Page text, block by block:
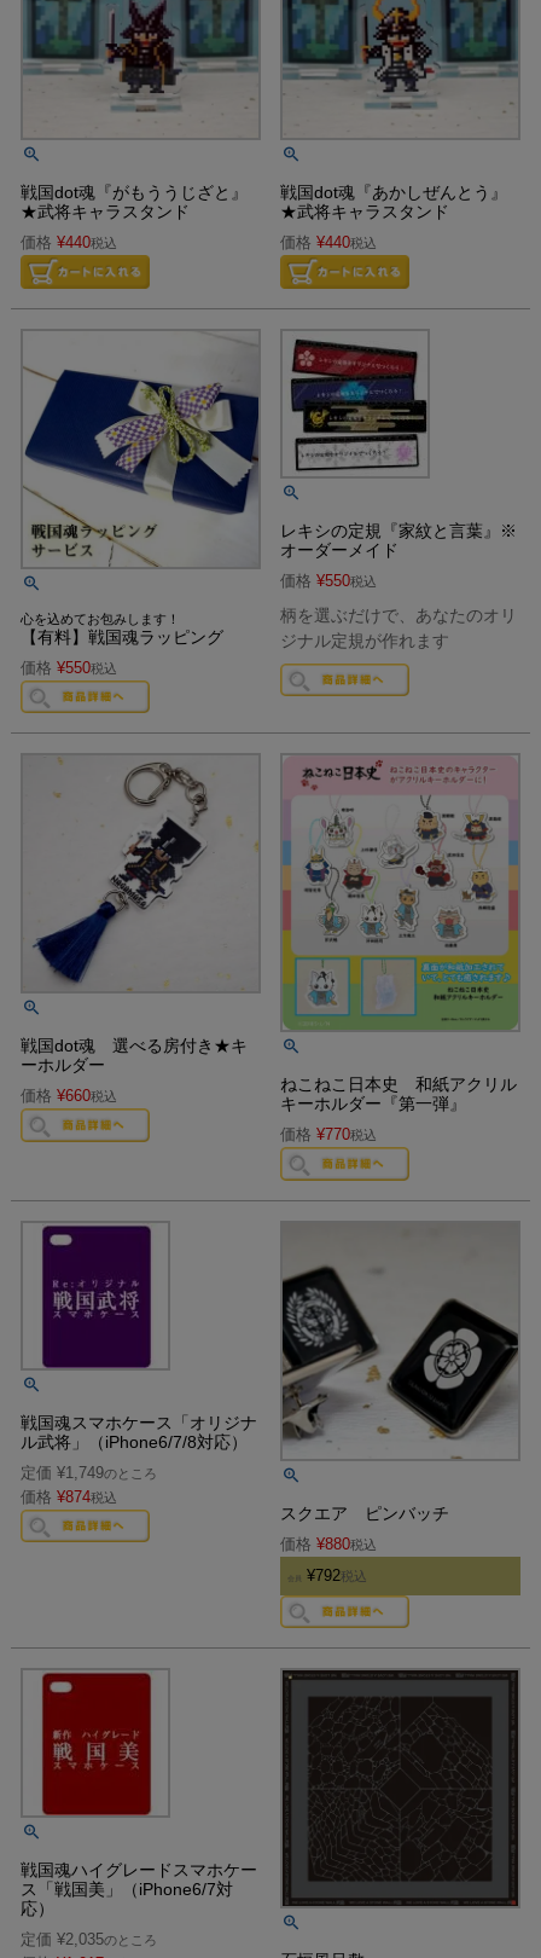
戦国dot魂『がもううじざと』
★武将キャラスタンド
価格 ¥440税込
戦国dot魂『あかしぜんとう』
★武将キャラスタンド
価格 ¥440税込
心を込めてお包みします！
【有料】戦国魂ラッピング
価格 ¥550税込
レキシの定規『家紋と言葉』※
オーダーメイド
価格 ¥550税込
柄を選ぶだけで、あなたのオリ
ジナル定規が作れます
戦国dot魂 選べる房付き★キ
ーホルダー
価格 ¥660税込
ねこねこ日本史 和紙アクリル
キーホルダー『第一弾』
価格 ¥770税込
戦国魂スマホケース「オリジナ
ル武将」（iPhone6/7/8対応）
定価 ¥1,749のところ
価格 ¥874税込
スクエア ピンバッチ
価格 ¥880税込
会員 ¥792税込
戦国魂ハイグレードスマホケー
ス「戦国美」（iPhone6/7対
応）
定価 ¥2,035のところ